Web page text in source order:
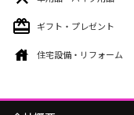
ギフト・プレゼント
住宅設備・リフォーム